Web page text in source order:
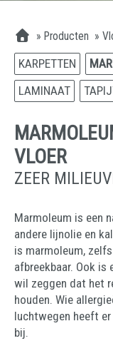
» Producten »
KARPETTEN
LAMINAAT
VLOER
ZEER
Marmoleum is een
andere lijnolie en
is marmoleum,
afbreekbaar. Ook
wil zeggen dat het
houden. Wie
luchtwegen heeft
bij.